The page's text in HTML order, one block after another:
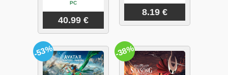
PC
40.99 €
8.19 €
-53% -38%